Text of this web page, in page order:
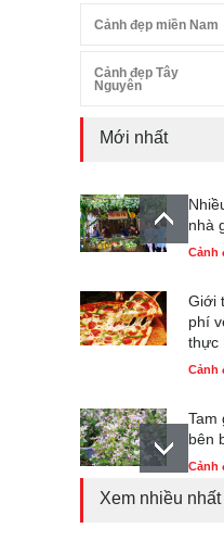
Cảnh đẹp miền Nam
Cảnh đẹp Tây
Nguyên
Mới nhất
nhà
Cảnh
Giới
phí
thực
Cảnh
Tam
bên
Cảnh
Xem nhiều nhất